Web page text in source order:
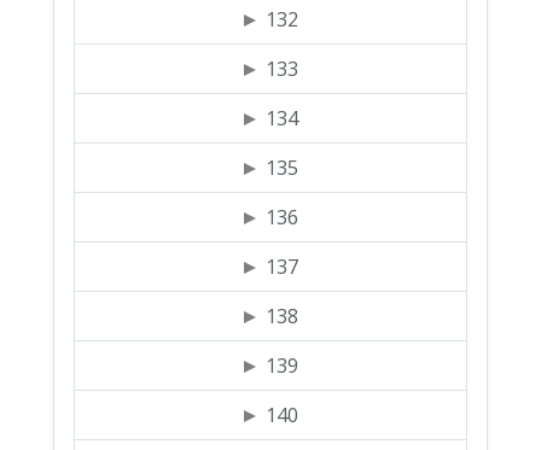
132
133
134
135
136
137
138
139
140